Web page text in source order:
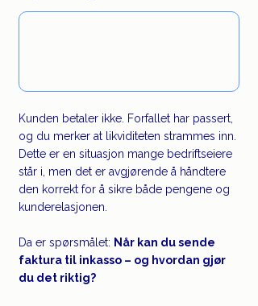
Kunden betaler ikke. Forfallet har passert,
og du merker at likviditeten strammes inn.
Dette er en situasjon mange bedriftseiere
står i, men det er avgjørende å håndtere
den korrekt for å sikre både pengene og
kunderelasjonen.
Da er spørsmålet: Når kan du sende
faktura til inkasso – og hvordan gjør
du det riktig?